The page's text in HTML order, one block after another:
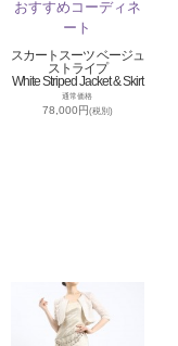
スカートスーツ ベージュ
ストライプ
White Striped Jacket & Skirt
通常価格
78,000円(税別)